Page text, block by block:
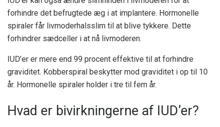
forhindre det befrugtede æg i at implantere. Hormonelle
spiraler får livmoderhalsslim til at blive tykkere. Dette
forhindrer sædceller i at nå livmoderen.
IUD’er er mere end 99 procent effektive til at forhindre
graviditet. Kobberspiral beskytter mod graviditet i op til 10
år. Hormonelle spiraler holder i tre til fem år.
Hvad er bivirkningerne af IUD’er?